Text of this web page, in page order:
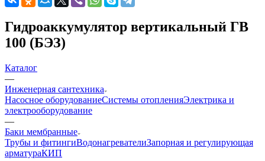
Гидроаккумулятор вертикальный ГВ
100 (БЭЗ)
Каталог
—
Инженерная сантехника
Насосное оборудованиеСистемы отопленияЭлектрика и
электрооборудование
—
Баки мембранные
Трубы и фитингиВодонагревателиЗапорная и регулирующая
арматураКИП